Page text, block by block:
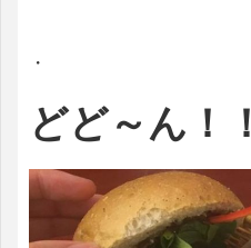
・
どど～ん！！